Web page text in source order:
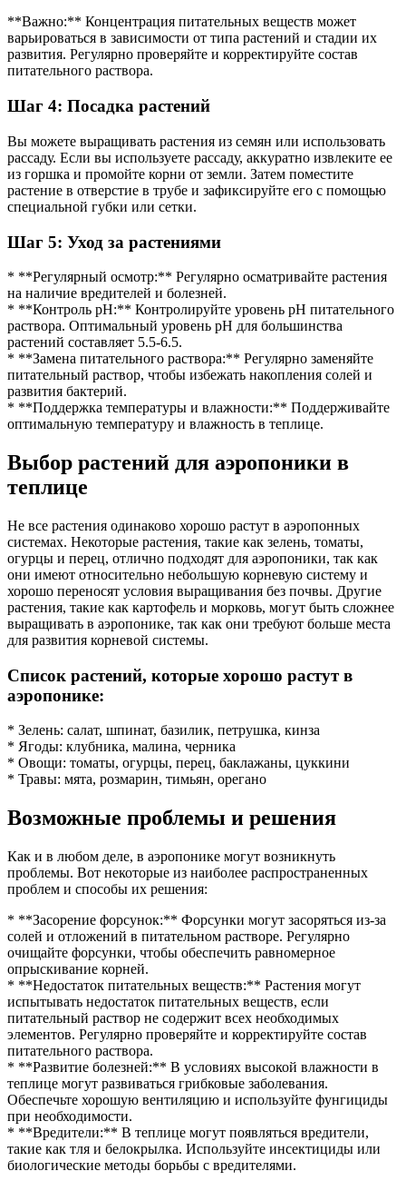
**Важно:** Концентрация питательных веществ может
варьироваться в зависимости от типа растений и стадии их
развития. Регулярно проверяйте и корректируйте состав
питательного раствора.
Шаг 4: Посадка растений
Вы можете выращивать растения из семян или использовать
рассаду. Если вы используете рассаду, аккуратно извлеките ее
из горшка и промойте корни от земли. Затем поместите
растение в отверстие в трубе и зафиксируйте его с помощью
специальной губки или сетки.
Шаг 5: Уход за растениями
* **Регулярный осмотр:** Регулярно осматривайте растения
на наличие вредителей и болезней.
* **Контроль pH:** Контролируйте уровень pH питательного
раствора. Оптимальный уровень pH для большинства
растений составляет 5.5-6.5.
* **Замена питательного раствора:** Регулярно заменяйте
питательный раствор, чтобы избежать накопления солей и
развития бактерий.
* **Поддержка температуры и влажности:** Поддерживайте
оптимальную температуру и влажность в теплице.
Выбор растений для аэропоники в
теплице
Не все растения одинаково хорошо растут в аэропонных
системах. Некоторые растения, такие как зелень, томаты,
огурцы и перец, отлично подходят для аэропоники, так как
они имеют относительно небольшую корневую систему и
хорошо переносят условия выращивания без почвы. Другие
растения, такие как картофель и морковь, могут быть сложнее
выращивать в аэропонике, так как они требуют больше места
для развития корневой системы.
Список растений, которые хорошо растут в
аэропонике:
* Зелень: салат, шпинат, базилик, петрушка, кинза
* Ягоды: клубника, малина, черника
* Овощи: томаты, огурцы, перец, баклажаны, цуккини
* Травы: мята, розмарин, тимьян, орегано
Возможные проблемы и решения
Как и в любом деле, в аэропонике могут возникнуть
проблемы. Вот некоторые из наиболее распространенных
проблем и способы их решения:
* **Засорение форсунок:** Форсунки могут засоряться из-за
солей и отложений в питательном растворе. Регулярно
очищайте форсунки, чтобы обеспечить равномерное
опрыскивание корней.
* **Недостаток питательных веществ:** Растения могут
испытывать недостаток питательных веществ, если
питательный раствор не содержит всех необходимых
элементов. Регулярно проверяйте и корректируйте состав
питательного раствора.
* **Развитие болезней:** В условиях высокой влажности в
теплице могут развиваться грибковые заболевания.
Обеспечьте хорошую вентиляцию и используйте фунгициды
при необходимости.
* **Вредители:** В теплице могут появляться вредители,
такие как тля и белокрылка. Используйте инсектициды или
биологические методы борьбы с вредителями.